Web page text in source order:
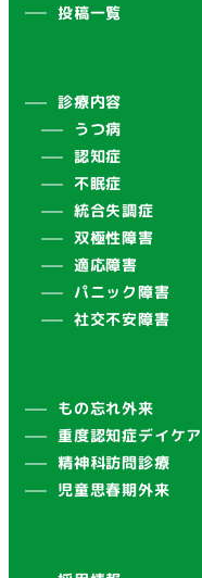
投稿一覧
診療内容
うつ病
認知症
不眠症
統合失調症
双極性障害
適応障害
パニック障害
社交不安障害
もの忘れ外来
重度認知症デイケア
精神科訪問診療
児童思春期外来